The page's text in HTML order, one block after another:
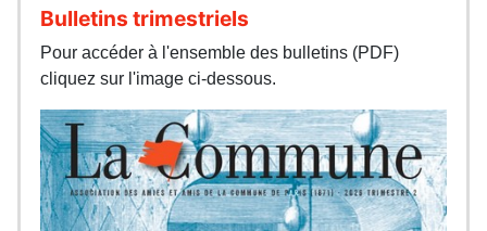
Bulletins trimestriels
Pour accéder à l'ensemble des bulletins (PDF)
cliquez sur l'image ci-dessous.